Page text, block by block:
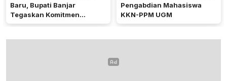
Baru, Bupati Banjar
Tegaskan Komitmen
Dukung Ketahanan Pangan
Pengabdian Mahasiswa
KKN-PPM UGM